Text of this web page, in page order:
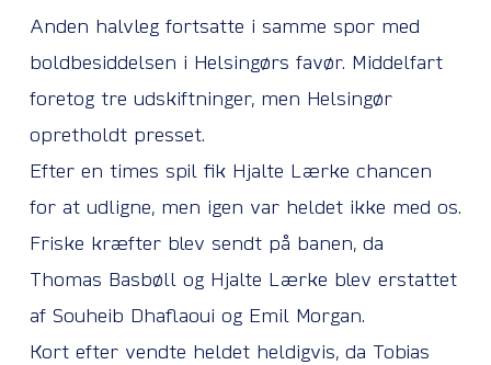
Anden halvleg fortsatte i samme spor med
boldbesiddelsen i Helsingørs favør. Middelfart
foretog tre udskiftninger, men Helsingør
opretholdt presset.
Efter en times spil fik Hjalte Lærke chancen
for at udligne, men igen var heldet ikke med os.
Friske kræfter blev sendt på banen, da
Thomas Basbøll og Hjalte Lærke blev erstattet
af Souheib Dhaflaoui og Emil Morgan.
Kort efter vendte heldet heldigvis, da Tobias